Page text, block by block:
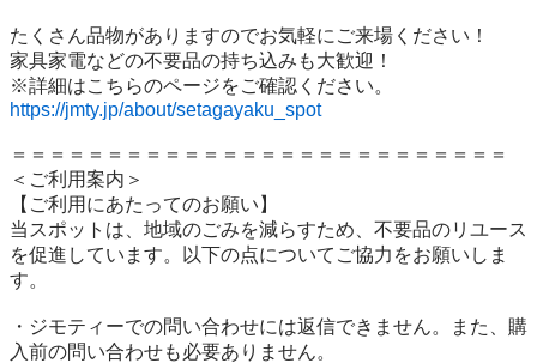
たくさん品物がありますのでお気軽にご来場ください！
家具家電などの不要品の持ち込みも大歓迎！
https://jmty.jp/about/setagayaku_spot
＝＝＝＝＝＝＝＝＝＝＝＝＝＝＝＝＝＝＝＝＝＝＝＝＝＝
＜ご利用案内＞
【ご利用にあたってのお願い】
当スポットは、地域のごみを減らすため、不要品のリユース
を促進しています。以下の点についてご協力をお願いしま
す。
・ジモティーでの問い合わせには返信できません。また、購
入前の問い合わせも必要ありません。